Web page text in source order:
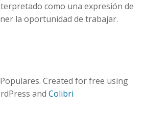
como una expresión de
la oportunidad de trabajar.
Created for free using
and Colibri